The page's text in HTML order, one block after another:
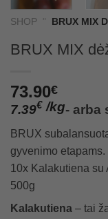
SHOP " BRUX MIX
BRUX MIX
73.90€
7.39€ /kg- arba
BRUX
gyvenimo etapams.
10x Kalakutiena su
500g
Kalakutiena – tai